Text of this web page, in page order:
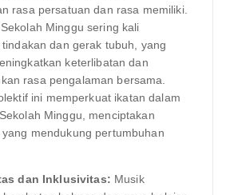
rasa persatuan dan rasa memiliki.
Minggu sering kali
tindakan dan gerak tubuh, yang
keterlibatan dan
rasa pengalaman bersama.
ini memperkuat ikatan dalam
Minggu, menciptakan
yang mendukung pertumbuhan
dan Inklusivitas: Musik